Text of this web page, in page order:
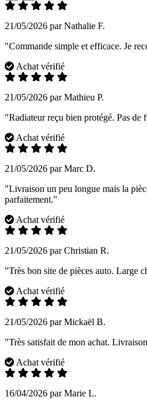
21/05/2026 par Nathalie F.
"Commande simple et efficace. Je
Achat vérifié
21/05/2026 par Mathieu P.
"Radiateur reçu bien protégé. Pas de
Achat vérifié
21/05/2026 par Marc D.
"Livraison un peu longue mais la
parfaitement."
Achat vérifié
21/05/2026 par Christian R.
"Très bon site de pièces auto. Large
Achat vérifié
21/05/2026 par Mickaël B.
"Très satisfait de mon achat.
Achat vérifié
16/04/2026 par Marie L.